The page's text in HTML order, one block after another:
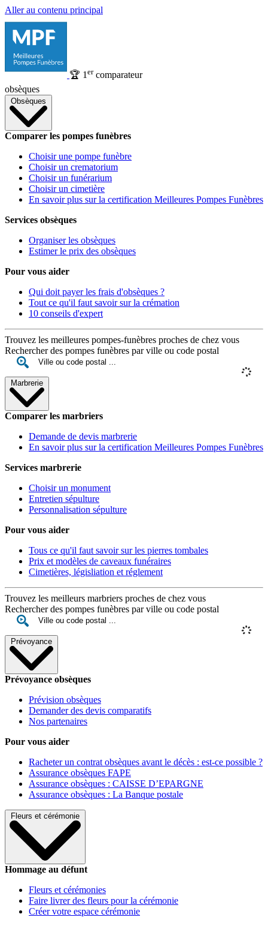
Aller au contenu principal
🏆 1 ercomparateur
obsèques
Obsèques
Comparer les pompes funèbres
Choisir une pompe funèbre
Choisir un crematorium
Choisir un funérarium
Choisir un cimetière
En savoir plus sur la certification Meilleures Pompes Funèbres
Services obsèques
Organiser les obsèques
Estimer le prix des obsèques
Pour vous aider
Qui doit payer les frais d'obsèques ?
Tout ce qu'il faut savoir sur la crémation
10 conseils d'expert
Trouvez les meilleures pompes-funèbres proches de chez vous
Rechercher des pompes funèbres par ville ou code postal
Marbrerie
Comparer les marbriers
Demande de devis marbrerie
En savoir plus sur la certification Meilleures Pompes Funèbres
Services marbrerie
Choisir un monument
Entretien sépulture
Personnalisation sépulture
Pour vous aider
Tous ce qu'il faut savoir sur les pierres tombales
Prix et modèles de caveaux funéraires
Cimetières, législiation et réglement
Trouvez les meilleurs marbriers proches de chez vous
Rechercher des pompes funèbres par ville ou code postal
Prévoyance
Prévoyance obsèques
Prévision obsèques
Demander des devis comparatifs
Nos partenaires
Pour vous aider
Racheter un contrat obsèques avant le décès : est-ce possible ?
Assurance obsèques FAPE
Assurance obsèques : CAISSE D’EPARGNE
Assurance obsèques : La Banque postale
Fleurs et cérémonie
Hommage au défunt
Fleurs et cérémonies
Faire livrer des fleurs pour la cérémonie
Créer votre espace cérémonie